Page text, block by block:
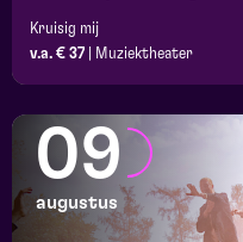
Kruisig mij
v.a. € 37
Muziektheater
09
augustus